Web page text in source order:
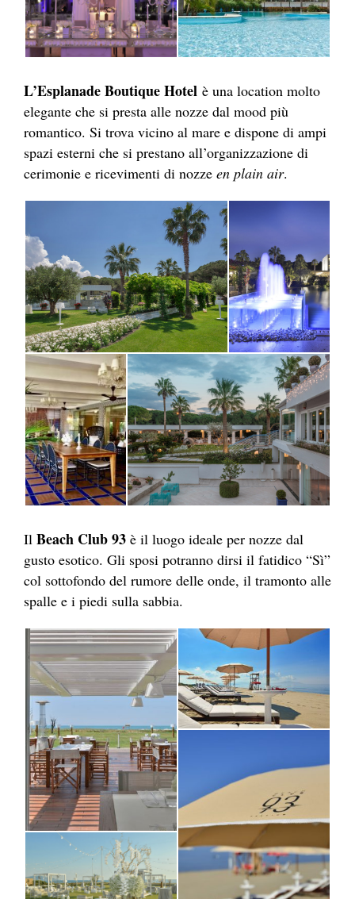
L’Esplanade Boutique Hotel è una location molto
elegante che si presta alle nozze dal mood più
romantico. Si trova vicino al mare e dispone di ampi
spazi esterni che si prestano all’organizzazione di
cerimonie e ricevimenti di nozze en plain air.
Il Beach Club 93 è il luogo ideale per nozze dal
gusto esotico. Gli sposi potranno dirsi il fatidico “Sì”
col sottofondo del rumore delle onde, il tramonto alle
spalle e i piedi sulla sabbia.